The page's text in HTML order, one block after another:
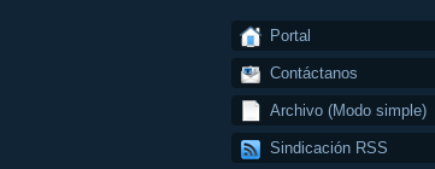
Portal
Contáctanos
Archivo (Modo simple)
Sindicación RSS